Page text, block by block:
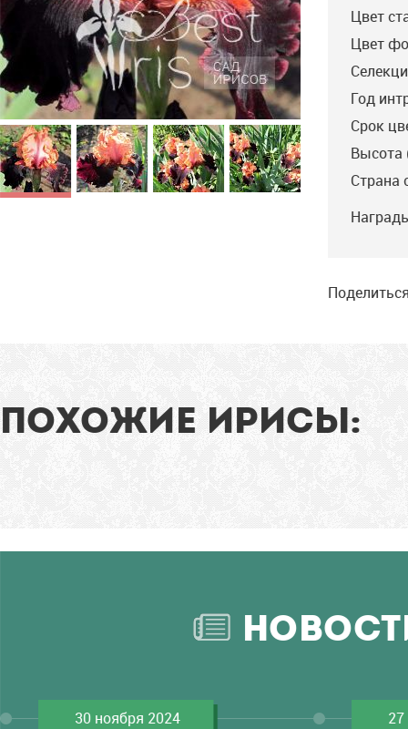
Цвет
Цвет
Год
Срок
Высота
Страна
ПОХОЖИЕ ИРИСЫ:
30 ноября 2024